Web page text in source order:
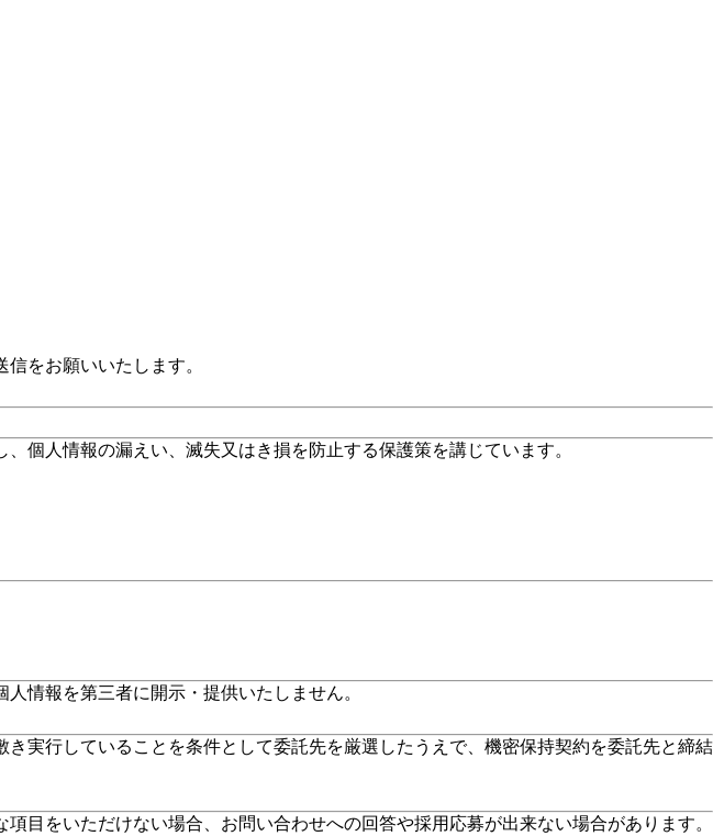
をお願いいたします。
個人情報の漏えい、滅失又はき損を防止する保護策を講じています。
情報を第三者に開示・提供いたしません。
実行していることを条件として委託先を厳選したうえで、機密保持契約を委託先と締結
目をいただけない場合、お問い合わせへの回答や採用応募が出来ない場合があります。